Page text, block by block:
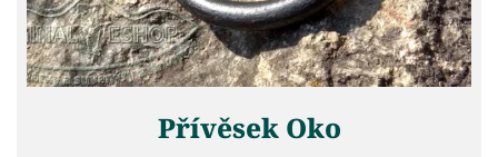
Přívěsek Oko